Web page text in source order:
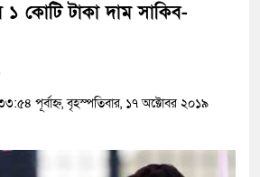
কোটি টাকা দাম সাকিব-
পূর্বাহ্ন, বৃহস্পতিবার, ১৭ অক্টোবর ২০১৯